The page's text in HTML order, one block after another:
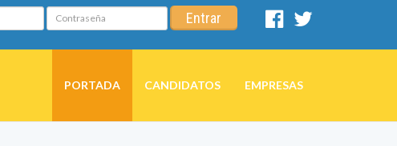
Contraseña Entrar
Facebook
PORTADA CANDIDATOS EMPRESAS